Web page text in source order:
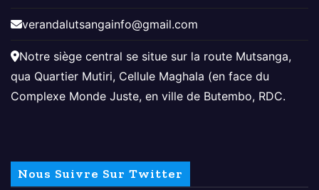
verandalutsangainfo@gmail.com
Notre siège central se situe sur la route Mutsanga,
qua Quartier Mutiri, Cellule Maghala (en face du
Complexe Monde Juste, en ville de Butembo, RDC.
Nous Suivre Sur Twitter